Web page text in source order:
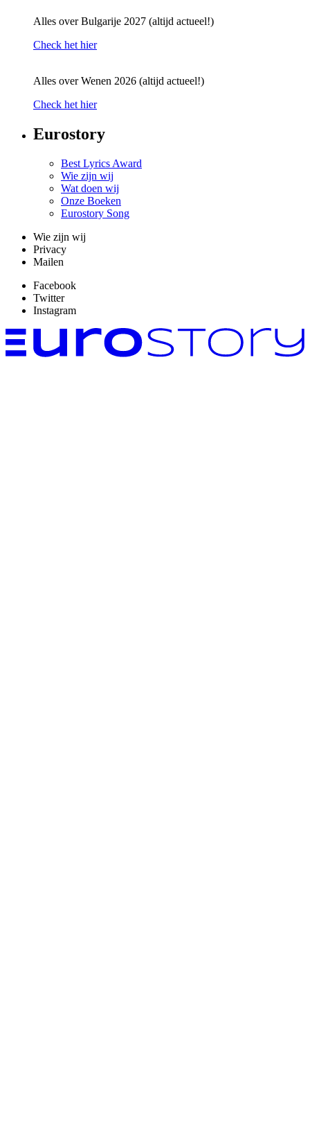
Alles over Bulgarije 2027 (altijd actueel!)
Check het hier
Alles over Wenen 2026 (altijd actueel!)
Check het hier
Eurostory
Best Lyrics Award
Wie zijn wij
Wat doen wij
Onze Boeken
Eurostory Song
Wie zijn wij
Privacy
Mailen
Facebook
Twitter
Instagram